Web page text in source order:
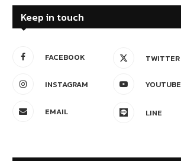
Keep in touch
FACEBOOK TWITTER
INSTAGRAM YOUTUBE
EMAIL LINE